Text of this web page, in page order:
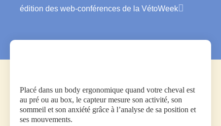
édition des web-conférences de la VétoWeek
Placé dans un body ergonomique quand votre cheval est
au pré ou au box, le capteur mesure son activité, son
sommeil et son anxiété grâce à l’analyse de sa position et
ses mouvements.